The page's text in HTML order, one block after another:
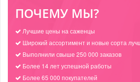
ПОЧЕМУ МЫ?
Лучшие цены на саженцы
Широкий ассортимент и новые сорта
Выполнили свыше 250 000 заказов
Более 14 лет успешной работы
Более 65 000 покупателей